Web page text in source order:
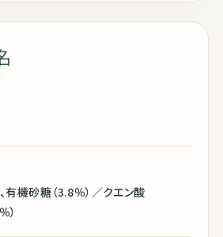
有機砂糖（3.8％）／クエン酸
）